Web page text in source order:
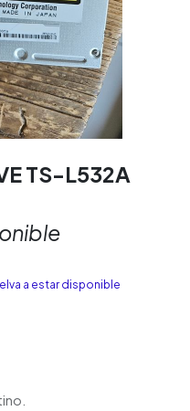
TS-L532A
a estar disponible